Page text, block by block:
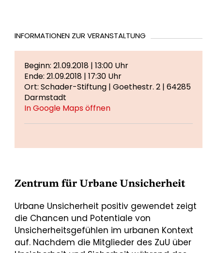
INFORMATIONEN ZUR VERANSTALTUNG
Beginn: 21.09.2018 | 13:00 Uhr
Ende: 21.09.2018 | 17:30 Uhr
Ort: Schader-Stiftung | Goethestr. 2 | 64285
Darmstadt
In Google Maps öffnen
Zentrum für Urbane Unsicherheit
Urbane Unsicherheit positiv gewendet zeigt
die Chancen und Potentiale von
Unsicherheitsgefühlen im urbanen Kontext
auf. Nachdem die Mitglieder des ZuU über